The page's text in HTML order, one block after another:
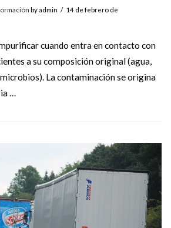
VIEW POST
by admin
14 de febrero de
cuando entra en contacto con
a su composición original (agua,
La contaminación se origina
…